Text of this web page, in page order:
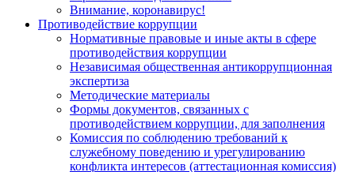
Внимание, коронавирус!
Противодействие коррупции
Нормативные правовые и иные акты в сфере
противодействия коррупции
Независимая общественная антикоррупционная
экспертиза
Методические материалы
Формы документов, связанных с
противодействием коррупции, для заполнения
Комиссия по соблюдению требований к
служебному поведению и урегулированию
конфликта интересов (аттестационная комиссия)